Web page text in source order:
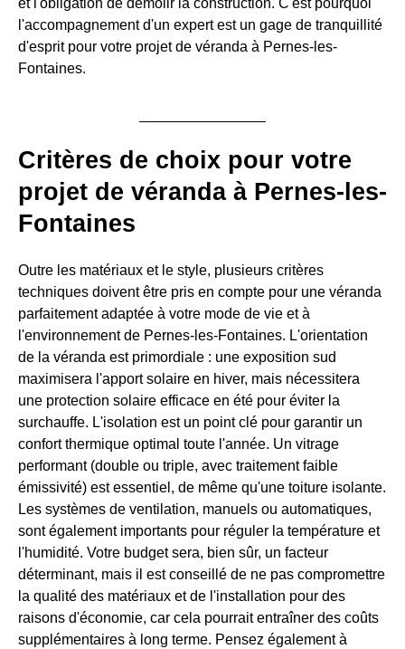
l'accompagnement d'un expert est un gage de tranquillité
d'esprit pour votre projet de véranda à Pernes-les-
Fontaines.
Critères de choix pour votre
projet de véranda à Pernes-les-
Fontaines
Outre les matériaux et le style, plusieurs critères
techniques doivent être pris en compte pour une véranda
parfaitement adaptée à votre mode de vie et à
l'environnement de Pernes-les-Fontaines. L'orientation
de la véranda est primordiale : une exposition sud
maximisera l'apport solaire en hiver, mais nécessitera
une protection solaire efficace en été pour éviter la
surchauffe. L'isolation est un point clé pour garantir un
confort thermique optimal toute l'année. Un vitrage
performant (double ou triple, avec traitement faible
émissivité) est essentiel, de même qu'une toiture isolante.
Les systèmes de ventilation, manuels ou automatiques,
sont également importants pour réguler la température et
l'humidité. Votre budget sera, bien sûr, un facteur
déterminant, mais il est conseillé de ne pas compromettre
la qualité des matériaux et de l'installation pour des
raisons d'économie, car cela pourrait entraîner des coûts
supplémentaires à long terme. Pensez également à